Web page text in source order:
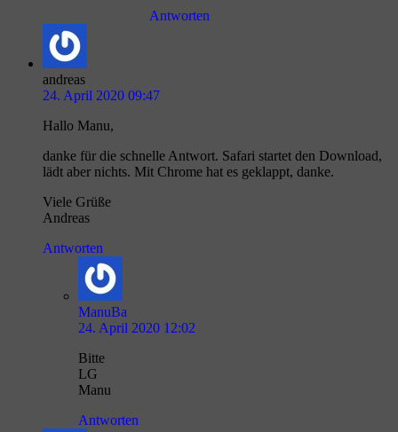
Antworten
andreas
24. April 2020 09:47
Hallo Manu,
danke für die schnelle Antwort. Safari startet den Download,
lädt aber nichts. Mit Chrome hat es geklappt, danke.
Viele Grüße
Andreas
Antworten
ManuBa
24. April 2020 12:02
Bitte
LG
Manu
Antworten